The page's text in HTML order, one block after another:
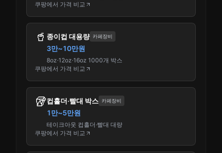
쿠팡에서 가격 비교
🥤 종이컵 대용량 카페장비
3만~10만원
8oz·12oz·16oz 1000개 박스
쿠팡에서 가격 비교
🥡컵홀더·빨대 박스 카페장비
1만~5만원
테이크아웃 컵홀더·빨대 대량
쿠팡에서 가격 비교